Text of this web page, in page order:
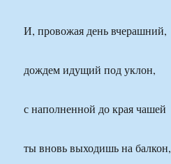
И, провожая день вчерашний,
дождем идущий под уклон,
с наполненной до края чашей
ты вновь выходишь на балкон,